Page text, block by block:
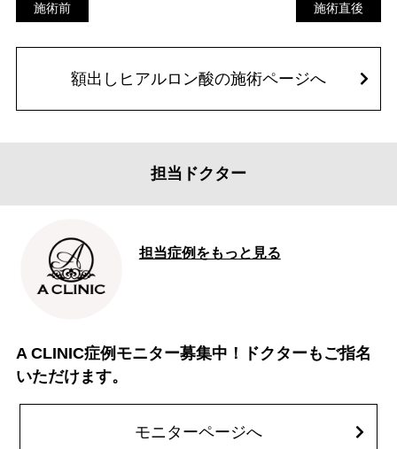
後
施術前 施術直後
額出しヒアルロン酸の施術ページへ
担当ドクター
担当症例をもっと見る
A CLINIC症例モニター募集中！ドクターもご指名
いただけます。
モニターページへ